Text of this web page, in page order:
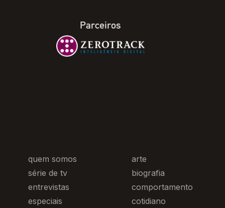
Parceiros
quem somos
série de tv
entrevistas
especiais
arte
biografia
comportamento
cotidiano